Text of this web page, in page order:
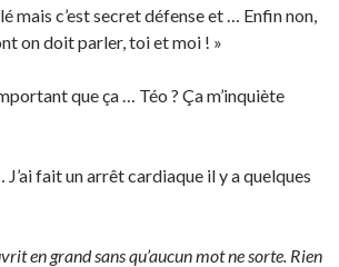
mais c’est secret défense et … Enfin non,
on doit parler, toi et moi ! »
que ça … Téo ? Ça m’inquiète
J’ai fait un arrêt cardiaque il y a quelques
en grand sans qu’aucun mot ne sorte. Rien